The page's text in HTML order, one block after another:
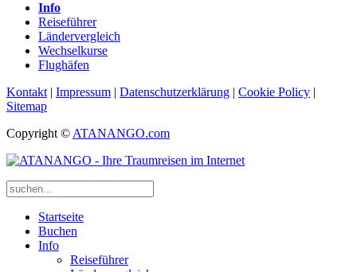
Info
Reiseführer
Ländervergleich
Wechselkurse
Flughäfen
Kontakt| Impressum | Datenschutzerklärung | Cookie Policy |
Sitemap
Copyright ©ATANANGO.com
Startseite
Buchen
Info
Reiseführer